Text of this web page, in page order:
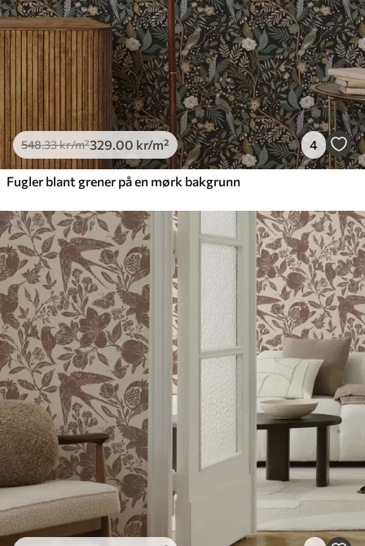
548.33kr/m²329.00 kr/m² 4
Fugler blant grener på en mørk bakgrunn